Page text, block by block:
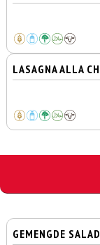
LASAGNA ALLA
GEMENGDE